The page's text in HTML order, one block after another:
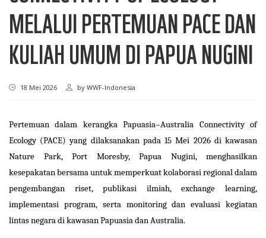
MELALUI PERTEMUAN PACE DAN
KULIAH UMUM DI PAPUA NUGINI
18 Mei 2026 by WWF-Indonesia
Pertemuan dalam kerangka Papuasia–Australia Connectivity of
Ecology (PACE) yang dilaksanakan pada 15 Mei 2026 di kawasan
Nature Park, Port Moresby, Papua Nugini, menghasilkan
kesepakatan bersama untuk memperkuat kolaborasi regional dalam
pengembangan riset, publikasi ilmiah, exchange learning,
implementasi program, serta monitoring dan evaluasi kegiatan
lintas negara di kawasan Papuasia dan Australia.